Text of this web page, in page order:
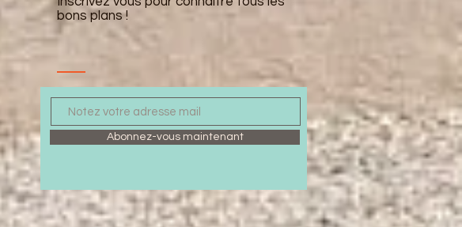
bons plans !
Abonnez-vous maintenant